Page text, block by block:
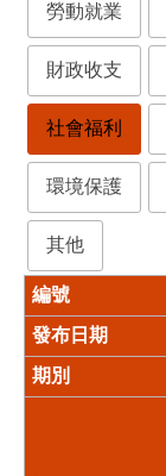
勞動就業
財政收支
社會福利
環境保護
其他